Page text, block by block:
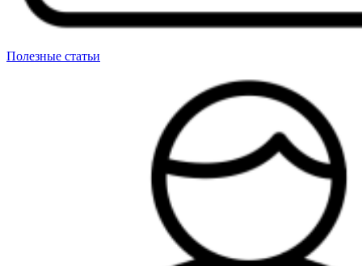
Полезные статьи